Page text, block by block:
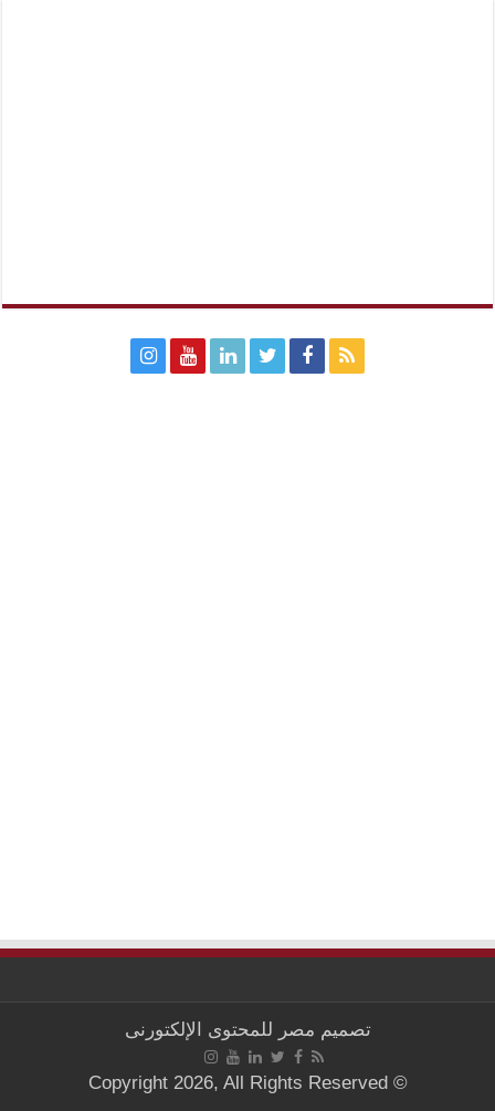
تصميم مصر للمحتوى الإلكتورنى
© Copyright 2026, All Rights Reserved